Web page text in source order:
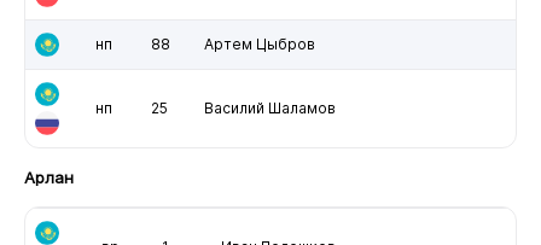
нп 88 Артем Цыбров
нп 25 Василий Шаламов
Арлан